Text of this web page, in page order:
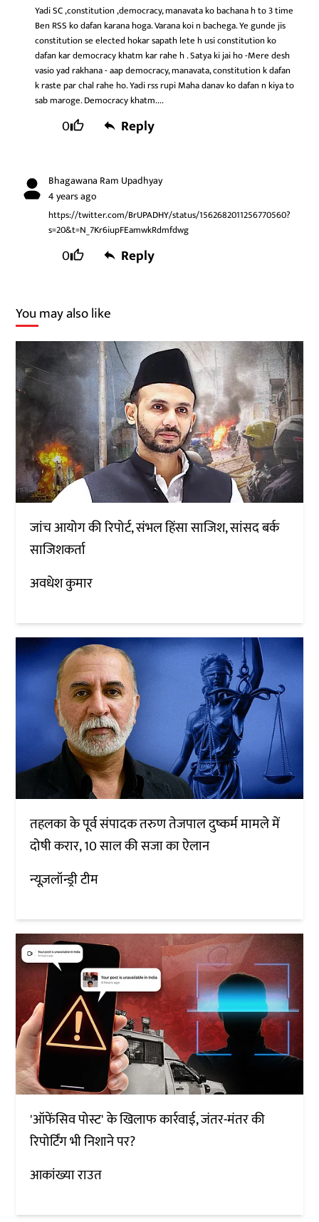
Yadi SC ,constitution ,democracy, manavata ko bachana h to 3 time
Ben RSS ko dafan karana hoga. Varana koi n bachega. Ye gunde jis
constitution se elected hokar sapath lete h usi constitution ko
dafan kar democracy khatm kar rahe h . Satya ki jai ho -Mere desh
vasio yad rakhana - aap democracy, manavata, constitution k dafan
k raste par chal rahe ho. Yadi rss rupi Maha danav ko dafan n kiya to
sab maroge. Democracy khatm....
0 Reply
Bhagawana Ram Upadhyay
4 years ago
https://twitter.com/BrUPADHY/status/1562682011256770560?
s=20&t=N_7Kr6iupFEamwkRdmfdwg
0 Reply
You may also like
जांच आयोग की रिपोर्ट, संभल हिंसा साजिश, सांसद बर्क
साजिशकर्ता
अवधेश कुमार
तहलका के पूर्व संपादक तरुण तेजपाल दुष्कर्म मामले में
दोषी करार, 10 साल की सजा का ऐलान
न्यूज़लॉन्ड्री टीम
'ऑफेंसिव पोस्ट' के खिलाफ कार्रवाई, जंतर-मंतर की
रिपोर्टिंग भी निशाने पर?
आकांख्या राउत